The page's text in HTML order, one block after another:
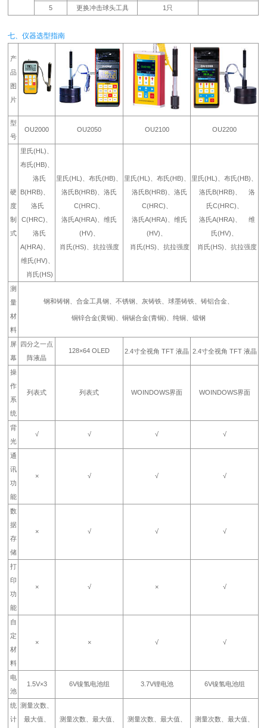
5
更换冲击球头工具 1只
七、仪器选型指南
产
品
图
片
型
号
OU2000 OU2050 OU2100 OU2200
硬
度
制
式
里氏(HL)、
布氏(HB)、
洛氏
B(HRB)、
洛氏
C(HRC)、
洛氏
A(HRA)、
维氏(HV)、
肖氏(HS)
里氏(HL)、布氏(HB)、
洛氏B(HRB)、洛氏
C(HRC)、
洛氏A(HRA)、维氏
(HV)、
肖氏(HS)、抗拉强度
里氏(HL)、布氏(HB)、
洛氏B(HRB)、洛氏
C(HRC)、
洛氏A(HRA)、维氏
(HV)、
肖氏(HS)、抗拉强度
里氏(HL)、布氏(HB)、
洛氏B(HRB)、 洛
氏C(HRC)、
洛氏A(HRA)、 维
氏(HV)、
肖氏(HS)、抗拉强度
测
量
材
料
钢和铸钢、合金工具钢、不锈钢、灰铸铁、球墨铸铁、铸铝合金、
铜锌合金(黄铜)、铜锡合金(青铜)、纯铜、锻钢
屏
幕
四分之一点
阵液晶
128×64 OLED 2.4寸全视角 TFT 液晶 2.4寸全视角 TFT 液晶
操
作
系
统
列表式 列表式 WOINDOWS界面 WOINDOWS界面
背
光
√ √ √ √
通
讯
功
能
× √ √ √
数
据
存
储
× √ √ √
打
印
功
能
× √ × √
自
定
材
料
× × √ √
电
池
1.5V×3 6V镍氢电池组 3.7V锂电池 6V镍氢电池组
统
计
测量次数、
最大值、
测量次数、最大值、
测量次数、最大值、
测量次数、最大值、